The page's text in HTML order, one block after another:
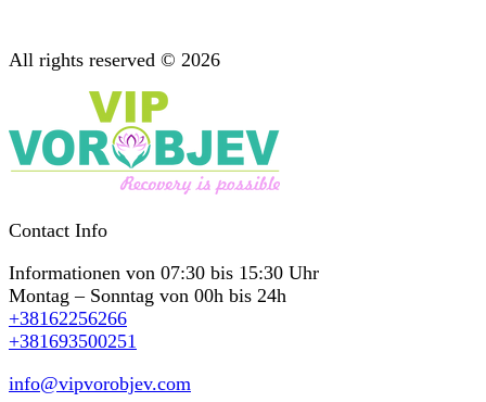
All rights reserved © 2026
Contact Info
Informationen von 07:30 bis 15:30 Uhr
Montag – Sonntag von 00h bis 24h
+38162256266
+381693500251
info@vipvorobjev.com